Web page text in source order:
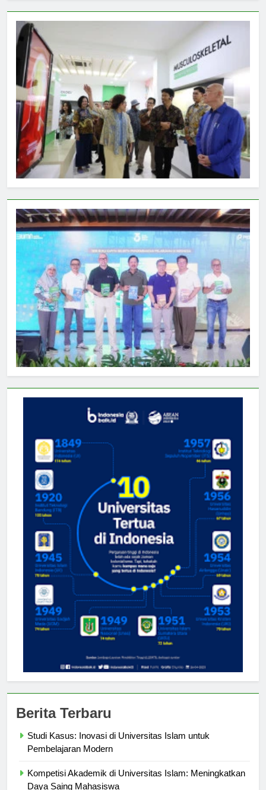
Studi Kasus: Inovasi di Universitas Islam untuk
Kompetisi Akademik di Universitas Islam: Meningkatkan